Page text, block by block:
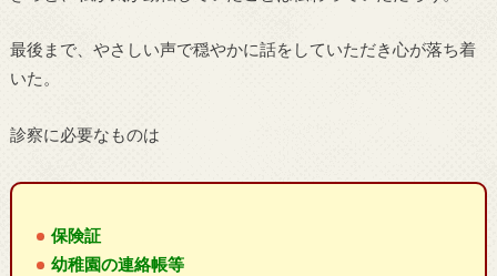
最後まで、やさしい声で穏やかに話をしていただき心が落ち着
いた。
診察に必要なものは
保険証
幼稚園の連絡帳等